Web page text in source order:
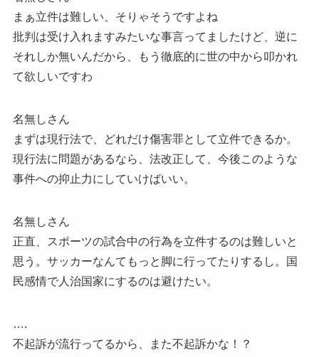
まぁ立件は難しい、そりゃそうですよね
批判は受け入れますみたいな事言ってましたけど、逆に
それしか無いんだから、もう徹底的に世の中から叩かれ
て欲しいですわ
名無しさん
まずは現行法で、どれだけ傷害罪として立件できるか。
現行法に問題があるなら、法改正して、今後このような
事件への抑止力にしていけばいい。
名無しさん
正直、スポーツの試合中の行為を立件するのは難しいと
思う。サッカーなんてもっと脚に行ってたりするし。国
民感情で人治国家にするのは避けたい。
….
不起訴が流行ってるから、また不起訴かな！？